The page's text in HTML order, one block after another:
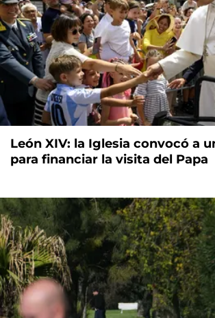
León XIV: la Iglesia convocó a
para financiar la visita del Papa